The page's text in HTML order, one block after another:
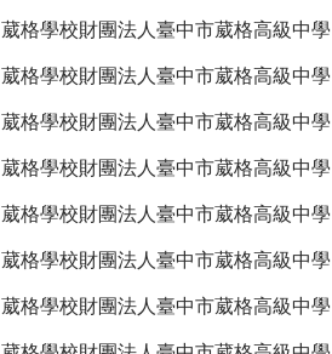
葳格學校財團法人臺中市葳格高級中學
葳格學校財團法人臺中市葳格高級中學
葳格學校財團法人臺中市葳格高級中學
葳格學校財團法人臺中市葳格高級中學
葳格學校財團法人臺中市葳格高級中學
葳格學校財團法人臺中市葳格高級中學
葳格學校財團法人臺中市葳格高級中學